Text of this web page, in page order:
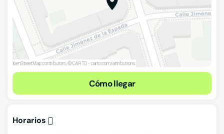
Cómo llegar
Horarios